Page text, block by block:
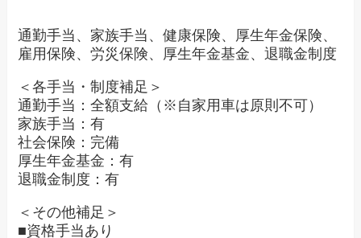
通勤手当、家族手当、健康保険、厚生年金保険、
雇用保険、労災保険、厚生年金基金、退職金制度
＜各手当・制度補足＞
通勤手当：全額支給（※自家用車は原則不可）
家族手当：有
社会保険：完備
厚生年金基金：有
退職金制度：有
＜その他補足＞
■資格手当あり